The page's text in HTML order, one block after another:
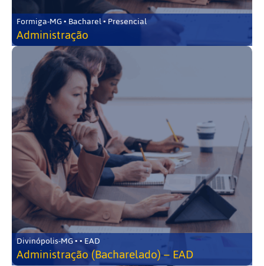
Formiga-MG • Bacharel • Presencial
Administração
Divinópolis-MG • • EAD
Administração (Bacharelado) – EAD